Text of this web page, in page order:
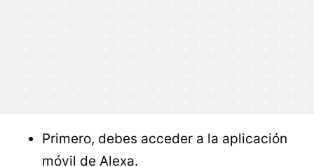
Primero, debes acceder a la aplicación
móvil de Alexa.